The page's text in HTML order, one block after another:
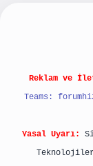
Reklam ve
Teams:
Yasal Uyarı: